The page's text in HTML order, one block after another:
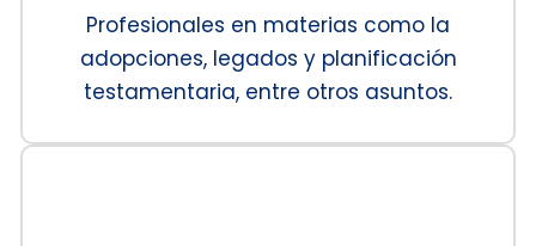
Profesionales en materias como la
adopciones, legados y planificación
testamentaria, entre otros asuntos.